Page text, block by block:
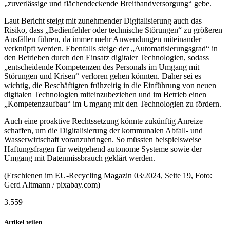
„zuverlässige und flächendeckende Breitbandversorgung“ gebe.
Laut Bericht steigt mit zunehmender Digitalisierung auch das
Risiko, dass „Bedienfehler oder technische Störungen“ zu größeren
Ausfällen führen, da immer mehr Anwendungen miteinander
verknüpft werden. Ebenfalls steige der „Automatisierungsgrad“ in
den Betrieben durch den Einsatz digitaler Technologien, sodass
„entscheidende Kompetenzen des Personals im Umgang mit
Störungen und Krisen“ verloren gehen könnten. Daher sei es
wichtig, die Beschäftigten frühzeitig in die Einführung von neuen
digitalen Technologien miteinzubeziehen und im Betrieb einen
„Kompetenzaufbau“ im Umgang mit den Technologien zu fördern.
Auch eine proaktive Rechtssetzung könnte zukünftig Anreize
schaffen, um die Digitalisierung der kommunalen Abfall- und
Wasserwirtschaft voranzubringen. So müssten beispielsweise
Haftungsfragen für weitgehend autonome Systeme sowie der
Umgang mit Datenmissbrauch geklärt werden.
(Erschienen im EU-Recycling Magazin 03/2024, Seite 19, Foto:
Gerd Altmann / pixabay.com)
3.559
Artikel teilen